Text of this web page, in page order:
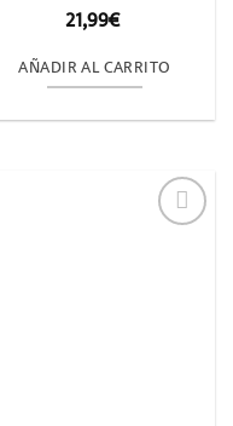
Valorado
de
5
21,99€
AÑADIR AL CARRITO